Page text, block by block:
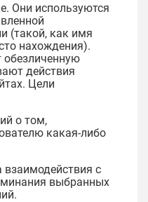
Они используются
(такой, как имя
нахождения).
действия
Цели
о том,
какая-либо
с
выбранных